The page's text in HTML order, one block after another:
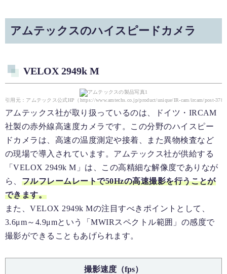
アムテックスのハイスピードカメラ
VELOX 2949k M
引用元：アムテックス公式HP（https://www.amtechs.co.jp/product/unique/IR-cam/ircam/post-
アムテックス社が取り扱っているのは、ドイツ・IRCAM
社製の赤外線高速度カメラです。この分野のハイスピー
ドカメラは、高速の温度測定や接着、また異物検査など
の現場で導入されています。アムテックス社が供給する
「VELOX 2949k M」は、この高精細な解像度でありなが
ら、 フルフレームレートで50Hzの高速撮影を行うことが
できます。
また、VELOX 2949k Mの注目すべきポイントとして、
3.6μm～4.9μmという「MWIRスペクトル範囲」の感度で
撮影ができることもあげられます。
撮影速度（fps）